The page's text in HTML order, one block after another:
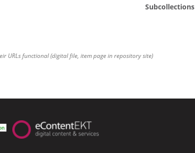
Subcollections
URLs functional (digital file, item page in repository site)